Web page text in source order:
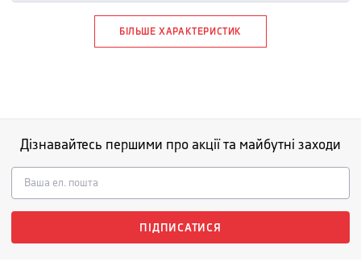
БІЛЬШЕ ХАРАКТЕРИСТИК
Дізнавайтесь першими про акції та майбутні заходи
ПІДПИСАТИСЯ